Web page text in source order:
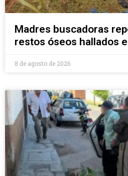
Madres buscadoras
restos óseos hallados
8 de agosto de 2026